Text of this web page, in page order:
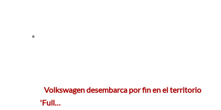
Volkswagen desembarca por fin en el territorio
'Full…